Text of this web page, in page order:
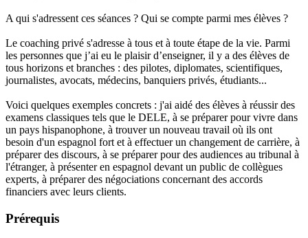
A qui s'adressent ces séances ? Qui se compte parmi mes élèves ?
Le coaching privé s'adresse à tous et à toute étape de la vie. Parmi
les personnes que j’ai eu le plaisir d’enseigner, il y a des élèves de
tous horizons et branches : des pilotes, diplomates, scientifiques,
journalistes, avocats, médecins, banquiers privés, étudiants...
Voici quelques exemples concrets : j'ai aidé des élèves à réussir des
examens classiques tels que le DELE, à se préparer pour vivre dans
un pays hispanophone, à trouver un nouveau travail où ils ont
besoin d'un espagnol fort et à effectuer un changement de carrière, à
préparer des discours, à se préparer pour des audiences au tribunal à
l'étranger, à présenter en espagnol devant un public de collègues
experts, à préparer des négociations concernant des accords
financiers avec leurs clients.
Prérequis